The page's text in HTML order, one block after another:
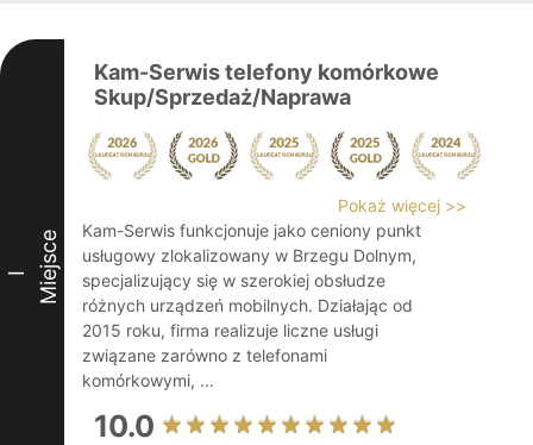
I Miejsce
Kam-Serwis telefony komórkowe
Skup/Sprzedaż/Naprawa
Pokaż więcej >>
Kam-Serwis funkcjonuje jako ceniony punkt
usługowy zlokalizowany w Brzegu Dolnym,
specjalizujący się w szerokiej obsłudze
różnych urządzeń mobilnych. Działając od
2015 roku, firma realizuje liczne usługi
związane zarówno z telefonami
komórkowymi, ...
10.0